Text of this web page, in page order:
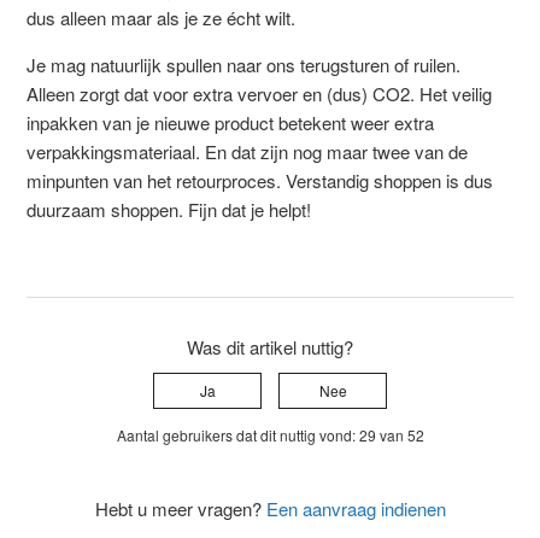
dus alleen maar als je ze écht wilt.
Je mag natuurlijk spullen naar ons terugsturen of ruilen.
Alleen zorgt dat voor extra vervoer en (dus) CO2. Het veilig
inpakken van je nieuwe product betekent weer extra
verpakkingsmateriaal. En dat zijn nog maar twee van de
minpunten van het retourproces. Verstandig shoppen is dus
duurzaam shoppen. Fijn dat je helpt!
Was dit artikel nuttig?
Ja Nee
Aantal gebruikers dat dit nuttig vond: 29 van 52
Hebt u meer vragen? Een aanvraag indienen